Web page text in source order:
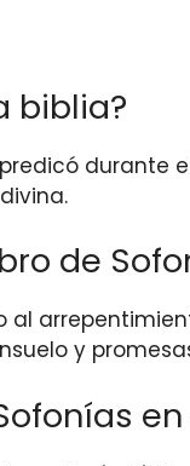
biblia?
durante
de
y